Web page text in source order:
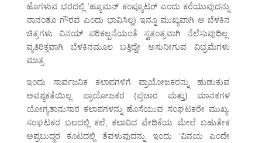
ಹೊಗಳುವ ಭರದಲ್ಲಿ ‘ಹ್ಯೂಮನ್ ಕಂಪ್ಯೂಟರ್ ಎಂದು ಕರೆಯುವುದನ್ನು
ನಾನಂತೂ ಗೌರವ ಎಂದು ಭಾವಿಸಿಲ್ಲ) ಇನ್ನೂ ಮುಖ್ಯವಾಗಿ ಆ ಬೆಳಕಿನ
ಚಿತ್ರಗಳು ವಿನಯ್ ಪರಿಕಲ್ಪನೆಯಂತೆ ಸ್ವತಂತ್ರವಾಗಿ ನೆಲೆಸುವುದಿಲ್ಲ.
ವ್ಯತಿರಿಕ್ತವಾಗಿ ಬೆಳಕಿನಮೂಲ ಬತ್ತಿದ್ದೇ ಅಸುನೀಗುವ ವಿಭ್ರಮೆಗಳು
ಮಾತ್ರ.
ಇಂದು ಸಾರ್ವಜನಿಕ ಕಲಾಪಗಳಿಗೆ ಪ್ರಾಯೋಜಕರನ್ನು ಹುಡುಕುವ
ಅವಶ್ಯಕತೆಯಿಲ್ಲ. ಪ್ರಾಯೋಜಕರ (ಪ್ರಚಾರ ಮತ್ತು) ಮಾನಕಗಳ
ಯೋಗ್ಯತಾನುಸಾರ ಕಲಾಪಗಳನ್ನು ಹೊಸೆಯುವ ಸಂಘಟಕರೇ ಮುಖ್ಯ.
ಸಂಘಟಕರ ಬಲದಲ್ಲಿ ಕಲೆ, ಕಲಾವಿದ ವೇದಿಕೆಯ ಮೇಲೆ ಬಹುತೇಕ
ಅಪ್ರಬುದ್ಧರ ಕೂಟದಲ್ಲಿ ತೆವಳುವುದನ್ನು ಇಂದು ‘ವಿನಯ ಎಂದೇ